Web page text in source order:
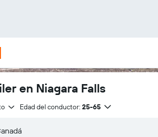
en Niagara Falls
Edad del conductor: 25-65